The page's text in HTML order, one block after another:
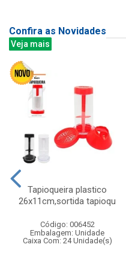
Confira as Novidades
Veja mais
Tapioqueira plastico
26x11cm,sortida tapioqu
Código: 006452
Embalagem: Unidade
Caixa Com: 24 Unidade(s)